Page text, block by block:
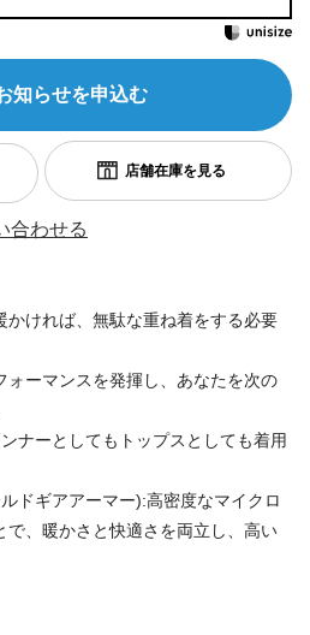
知らせを申込む
合わせる
かければ、無駄な重ね着をする必要
ォーマンスを発揮し、あなたを次の
ナーとしてもトップスとしても着用
ドギアアーマー):高密度なマイクロ
で、暖かさと快適さを両立し、高い